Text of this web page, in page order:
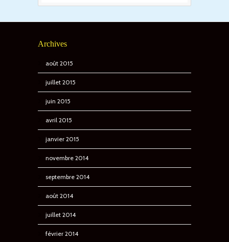
Archives
août 2015
juillet 2015
juin 2015
avril 2015
janvier 2015
novembre 2014
septembre 2014
août 2014
juillet 2014
février 2014